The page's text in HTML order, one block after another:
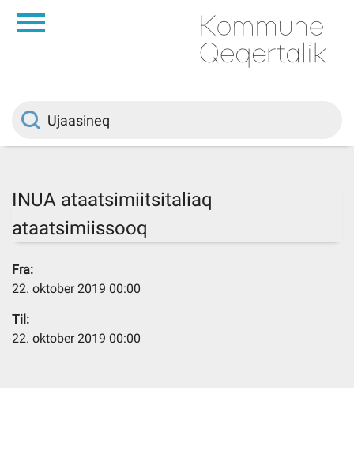
Innuttaasunut
Kommuni pillugu
Ileqqoreqqusat
Atorfiit
INUA ataatsimiitsitaliaq
ataatsimiissooq
Fra:
22. oktober 2019 00:00
Til:
22. oktober 2019 00:00